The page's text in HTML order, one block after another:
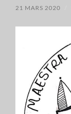
21 MARS 2020